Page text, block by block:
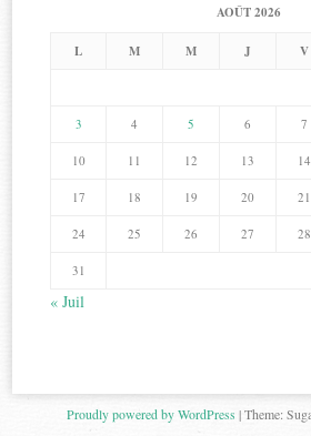
AOÛT 2026
L M M J V
3 4 5 6 7
10 11 12 13 14
17 18 19 20 21
24 25 26 27 28
31
« Juil
Proudly powered by WordPress |Theme: